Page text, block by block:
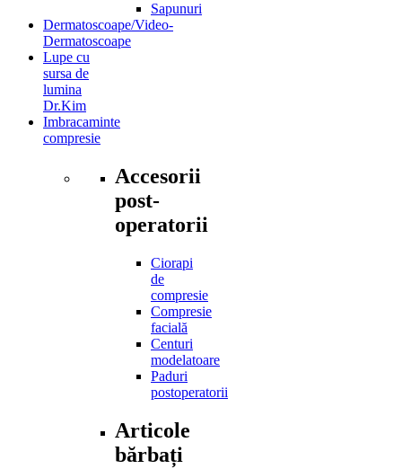
Sapunuri
Dermatoscoape/Video-
Dermatoscoape
Lupe cu
sursa de
lumina
Dr.Kim
Imbracaminte
compresie
Accesorii
post-
operatorii
Ciorapi
de
compresie
Compresie
facială
Centuri
modelatoare
Paduri
postoperatorii
Articole
bărbați